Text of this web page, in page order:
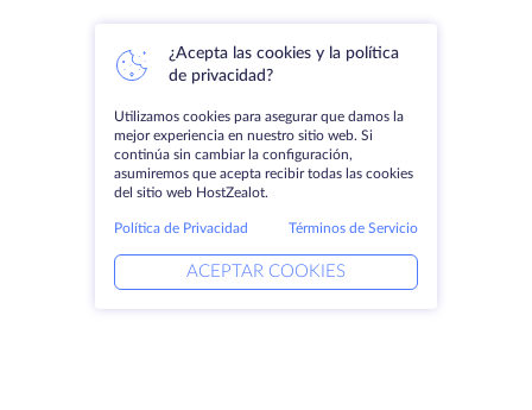
¿Acepta las cookies y la política
de privacidad?
Utilizamos cookies para asegurar que damos la
mejor experiencia en nuestro sitio web. Si
continúa sin cambiar la configuración,
asumiremos que acepta recibir todas las cookies
del sitio web HostZealot.
Política de Privacidad Términos de Servicio
ACEPTAR COOKIES